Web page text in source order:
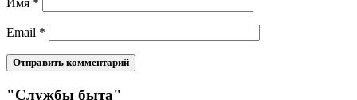
Имя *
Email *
"Службы быта"